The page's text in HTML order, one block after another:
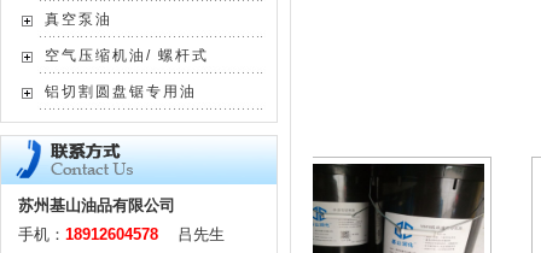
真空泵油
空气压缩机油/ 螺杆式
铝切割圆盘锯专用油
苏州基山油品有限公司
手机： 18912604578
吕先生